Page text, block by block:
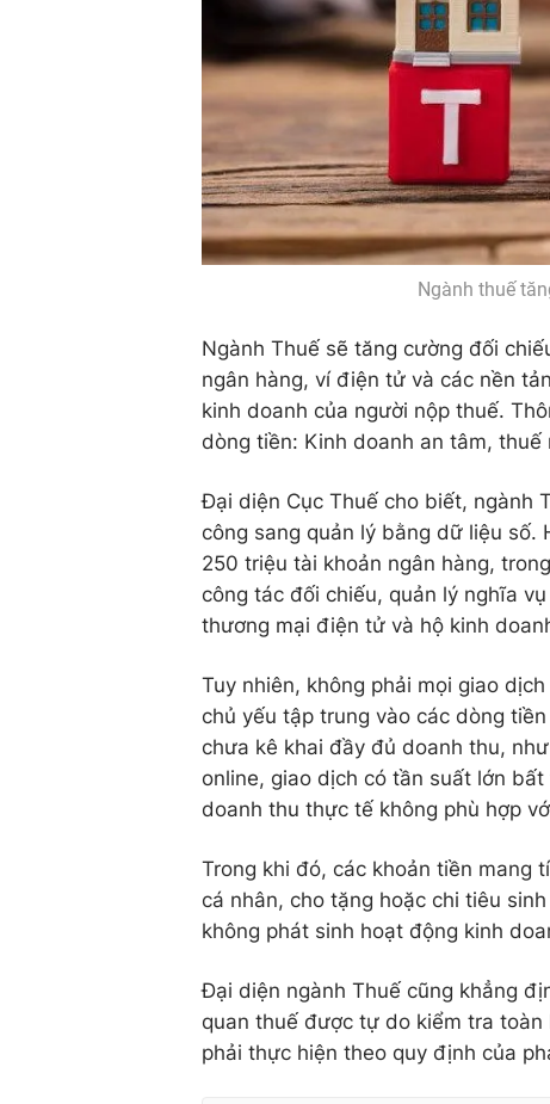
Ngành thuế
Ngành Thuế sẽ tăng cường đối
ngân hàng, ví điện tử và các nền
kinh doanh của người nộp thuế.
dòng tiền: Kinh doanh an tâm,
Đại diện Cục Thuế cho biết, ngành
công sang quản lý bằng dữ liệu số.
250 triệu tài khoản ngân hàng,
công tác đối chiếu, quản lý nghĩa
thương mại điện tử và hộ kinh
Tuy nhiên, không phải mọi giao
chủ yếu tập trung vào các dòng
chưa kê khai đầy đủ doanh thu,
online, giao dịch có tần suất lớn
doanh thu thực tế không phù hợp
Trong khi đó, các khoản tiền mang
cá nhân, cho tặng hoặc chi tiêu
không phát sinh hoạt động kinh
Đại diện ngành Thuế cũng khẳng
quan thuế được tự do kiểm tra
phải thực hiện theo quy định của